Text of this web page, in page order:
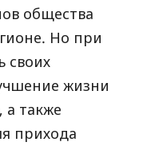
общества
Но при
своих
жизни
а также
прихода